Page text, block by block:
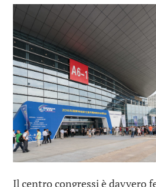
Il centro congressi è davvero